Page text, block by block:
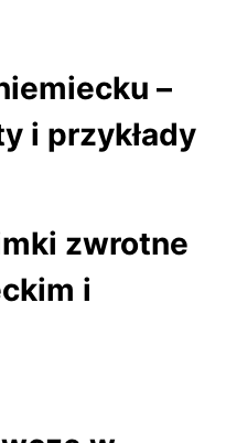
–
i przykłady
zwrotne
i